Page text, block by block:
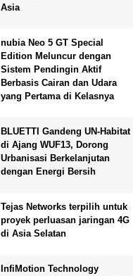
Asia
nubia Neo 5 GT Special
Edition Meluncur dengan
Sistem Pendingin Aktif
Berbasis Cairan dan Udara
yang Pertama di Kelasnya
BLUETTI Gandeng UN-Habitat
di Ajang WUF13, Dorong
Urbanisasi Berkelanjutan
dengan Energi Bersih
Tejas Networks terpilih untuk
proyek perluasan jaringan 4G
di Asia Selatan
InfiMotion Technology